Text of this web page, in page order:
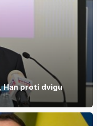
Han proti dvigu